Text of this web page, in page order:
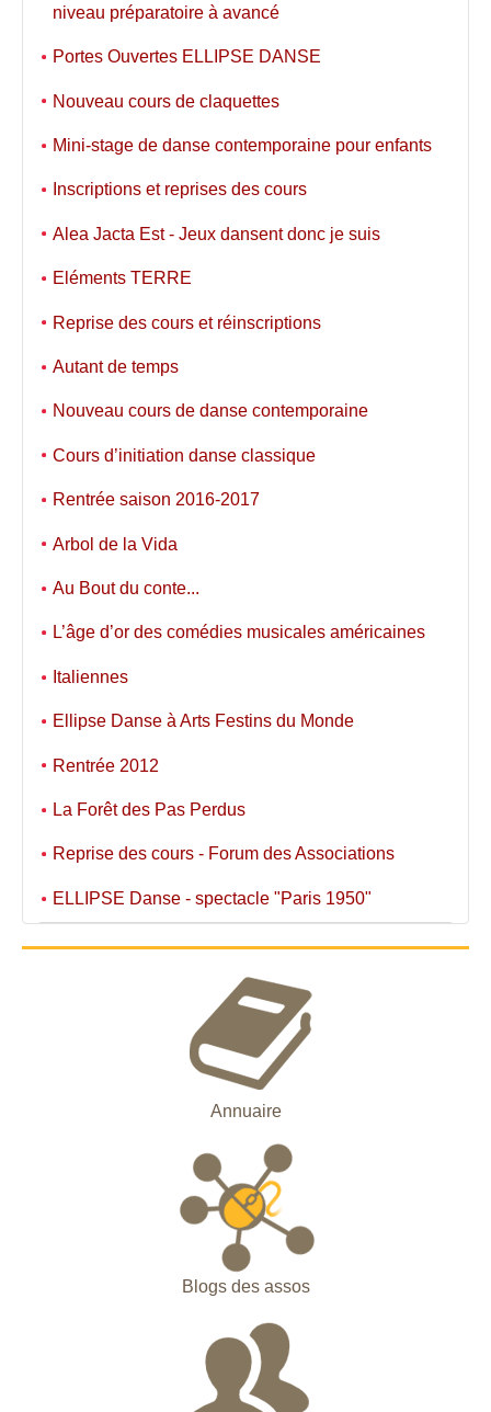
niveau préparatoire à avancé
Portes Ouvertes ELLIPSE DANSE
Nouveau cours de claquettes
Mini-stage de danse contemporaine pour enfants
Inscriptions et reprises des cours
Alea Jacta Est - Jeux dansent donc je suis
Eléments TERRE
Reprise des cours et réinscriptions
Autant de temps
Nouveau cours de danse contemporaine
Cours d’initiation danse classique
Rentrée saison 2016-2017
Arbol de la Vida
Au Bout du conte...
L’âge d’or des comédies musicales américaines
Italiennes
Ellipse Danse à Arts Festins du Monde
Rentrée 2012
La Forêt des Pas Perdus
Reprise des cours - Forum des Associations
ELLIPSE Danse - spectacle "Paris 1950"
Annuaire
Blogs des assos